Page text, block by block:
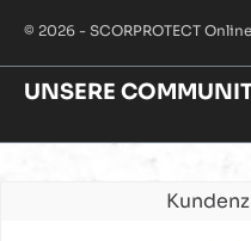
© 2026 - SCORPROTECT
UNSERE